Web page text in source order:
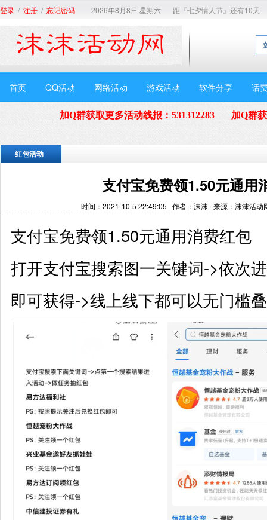
登录 / 注册 / 忘记密码 2026年8月8日 星期六 距『七夕情人节』还有10天
首页 QQ活动 网络活动 游戏活动 软件分享 话
加Q群获取更多活动线报 ： 531312283 加Q群
红包活动
支付宝免费领1.50元通用
时间：2021-10-5 22:49:05 作者：沫沫 来源：沫沫活动
支付宝免费领1.50元通用消费红包
打开支付宝搜索图一关键词->依次
即可获得->线上线下都可以无门槛